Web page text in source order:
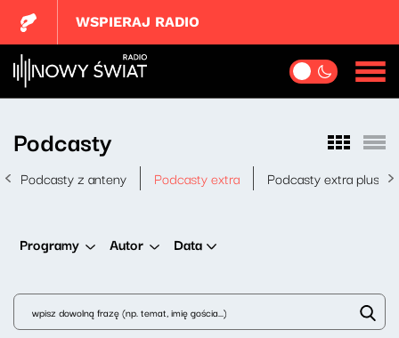
WSPIERAJ RADIO
Podcasty
Podcasty z anteny Podcasty extra Podcasty extra plus
Programy Autor Data